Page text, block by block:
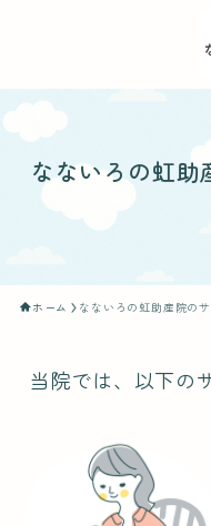
なないろの虹助
ホーム なないろの虹助産院の
当院では、以下の